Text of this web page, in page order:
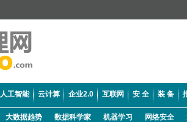
人工智能 云计算 企业2.0 互联网 安 全 装 备
大数据趋势 数据科学家 机器学习 网络安全